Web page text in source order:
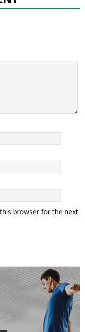
browser for the next